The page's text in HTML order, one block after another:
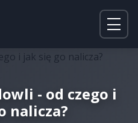
- od czego i
nalicza?